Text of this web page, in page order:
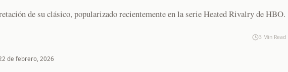
de su clásico, popularizado recientemente en la serie Heated Rivalry de HBO.
3 Min Read
de febrero, 2026